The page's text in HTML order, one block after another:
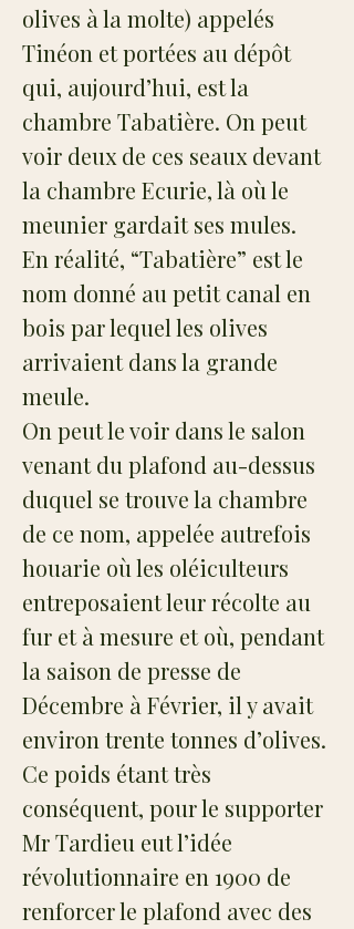
olives à la molte) appelés
Tinéon et portées au dépôt
qui, aujourd’hui, est la
chambre Tabatière. On peut
voir deux de ces seaux devant
la chambre Ecurie, là où le
meunier gardait ses mules.
En réalité, “Tabatière” est le
nom donné au petit canal en
bois par lequel les olives
arrivaient dans la grande
meule.
On peut le voir dans le salon
venant du plafond au-dessus
duquel se trouve la chambre
de ce nom, appelée autrefois
houarie où les oléiculteurs
entreposaient leur récolte au
fur et à mesure et où, pendant
la saison de presse de
Décembre à Février, il y avait
environ trente tonnes d’olives.
Ce poids étant très
conséquent, pour le supporter
Mr Tardieu eut l’idée
révolutionnaire en 1900 de
renforcer le plafond avec des